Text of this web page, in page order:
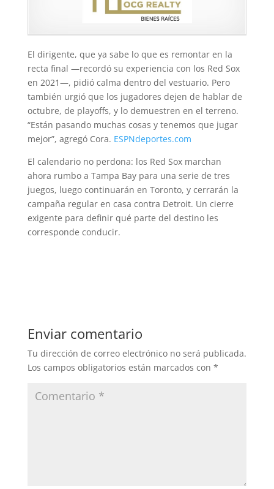
El dirigente, que ya sabe lo que es remontar en la
recta final —recordó su experiencia con los Red Sox
en 2021—, pidió calma dentro del vestuario. Pero
también urgió que los jugadores dejen de hablar de
octubre, de playoffs, y lo demuestren en el terreno.
“Están pasando muchas cosas y tenemos que jugar
mejor”, agregó Cora. ESPNdeportes.com
El calendario no perdona: los Red Sox marchan
ahora rumbo a Tampa Bay para una serie de tres
juegos, luego continuarán en Toronto, y cerrarán la
campaña regular en casa contra Detroit. Un cierre
exigente para definir qué parte del destino les
corresponde conducir.
Enviar comentario
Tu dirección de correo electrónico no será publicada.
Los campos obligatorios están marcados con *